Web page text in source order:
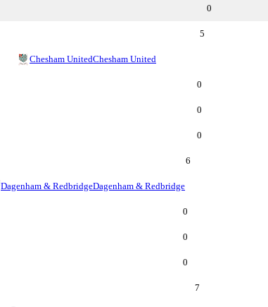
0
5
Chesham UnitedChesham United
0
0
0
6
Dagenham & RedbridgeDagenham & Redbridge
0
0
0
7